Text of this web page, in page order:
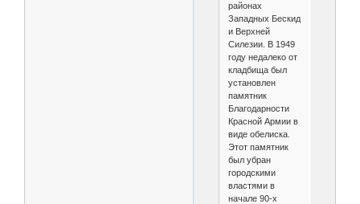
районах
Западных Бескид
и Верхней
Силезии. В 1949
году недалеко от
кладбища был
установлен
памятник
Благодарности
Красной Армии в
виде обелиска.
Этот памятник
был убран
городскими
властями в
начале 90-х